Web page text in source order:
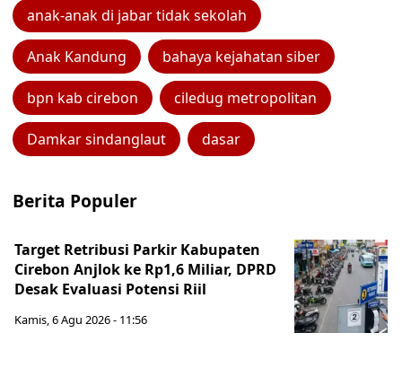
anak-anak di jabar tidak sekolah
Anak Kandung bahaya kejahatan siber
bpn kab cirebon ciledug metropolitan
Damkar sindanglaut dasar
Berita Populer
Target Retribusi Parkir Kabupaten
Cirebon Anjlok ke Rp1,6 Miliar, DPRD
Desak Evaluasi Potensi Riil
Kamis, 6 Agu 2026 - 11:56